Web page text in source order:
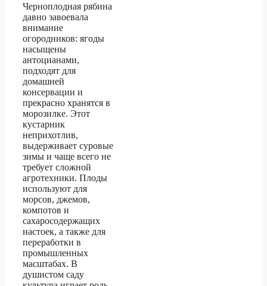
Черноплодная рябина
давно завоевала
внимание
огородников: ягоды
насыщены
антоцианами,
подходят для
домашней
консервации и
прекрасно хранятся в
морозилке. Этот
кустарник
неприхотлив,
выдерживает суровые
зимы и чаще всего не
требует сложной
агротехники. Плоды
используют для
морсов, джемов,
компотов и
сахаросодержащих
настоек, а также для
переработки в
промышленных
масштабах. В
душистом саду